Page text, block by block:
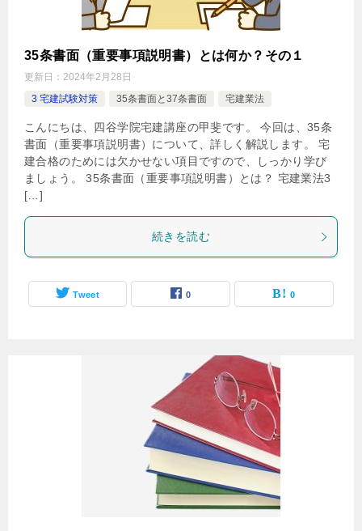
35条書面（重要事項説明書）とは何か？その１
更新日： 2024年2月28日
3 宅建試験対策
35条書面と37条書面 宅建業法
こんにちは、四谷学院宅建講座の甲斐です。 今回は、35条
書面（重要事項説明書）について、詳しく解説します。 宅
建合格のためには欠かせない項目ですので、しっかり学び
ましょう。 35条書面（重要事項説明書）とは？ 宅建業法3
[…]
続きを読む
Tweet 0 0